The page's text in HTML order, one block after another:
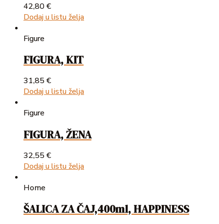
42,80€
Dodaj u listu želja
Figure
FIGURA, KIT
31,85€
Dodaj u listu želja
Figure
FIGURA, ŽENA
32,55€
Dodaj u listu želja
Home
ŠALICA ZA ČAJ,400ml, HAPPINESS